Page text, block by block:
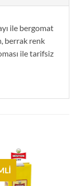
ile bergomat
berrak renk
ile tarifsiz